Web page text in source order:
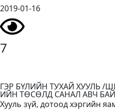
2019-01-16
7
ГЭР БҮЛИЙН ТУХАЙ ХУУЛЬ /
ИЙН ТӨСӨЛД САНАЛ АВЧ
Хууль зүй, дотоод хэргийн